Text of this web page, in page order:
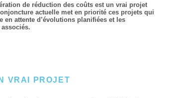
de réduction des coûts est un vrai projet
actuelle met en priorité ces projets qui
en attente d’évolutions planifiées et les
VRAI PROJET